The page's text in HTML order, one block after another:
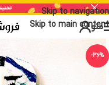
Skip to navigation
Skip to main content
منو
-36%